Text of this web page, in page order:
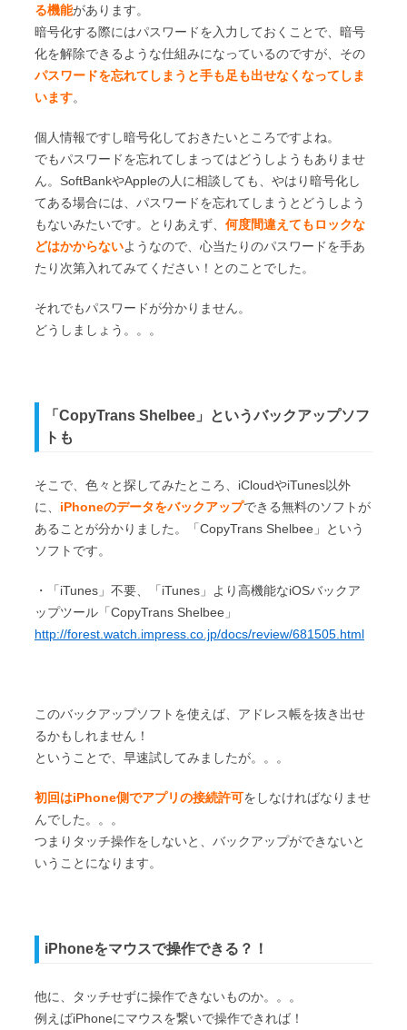
る機能があります。
暗号化する際にはパスワードを入力しておくことで、暗号
化を解除できるような仕組みになっているのですが、その
パスワードを忘れてしまうと手も足も出せなくなってしま
います。
個人情報ですし暗号化しておきたいところですよね。
でもパスワードを忘れてしまってはどうしようもありませ
ん。SoftBankやAppleの人に相談しても、やはり暗号化し
てある場合には、パスワードを忘れてしまうとどうしよう
もないみたいです。とりあえず、 何度間違えてもロックな
どはかからないようなので、心当たりのパスワードを手あ
たり次第入れてみてください！とのことでした。
それでもパスワードが分かりません。
どうしましょう。。。
「CopyTrans Shelbee」というバックアップソフ
トも
そこで、色々と探してみたところ、iCloudやiTunes以外
に、 iPhoneのデータをバックアップできる無料のソフトが
あることが分かりました。「CopyTrans Shelbee」という
ソフトです。
・「iTunes」不要、「iTunes」より高機能なiOSバックア
ップツール「CopyTrans Shelbee」
http://forest.watch.impress.co.jp/docs/review/681505.html
このバックアップソフトを使えば、アドレス帳を抜き出せ
るかもしれません！
ということで、早速試してみましたが。。。
初回はiPhone側でアプリの接続許可をしなければなりませ
んでした。。。
つまりタッチ操作をしないと、バックアップができないと
いうことになります。
iPhoneをマウスで操作できる？！
他に、タッチせずに操作できないものか。。。
例えばiPhoneにマウスを繋いで操作できれば！